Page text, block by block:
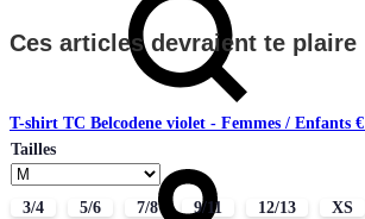
Ces articles devraient te plaire
T-shirt TC Belcodene violet - Femmes / Enfants €
Tailles
3/4 5/6 7/8 9/11 12/13 XS